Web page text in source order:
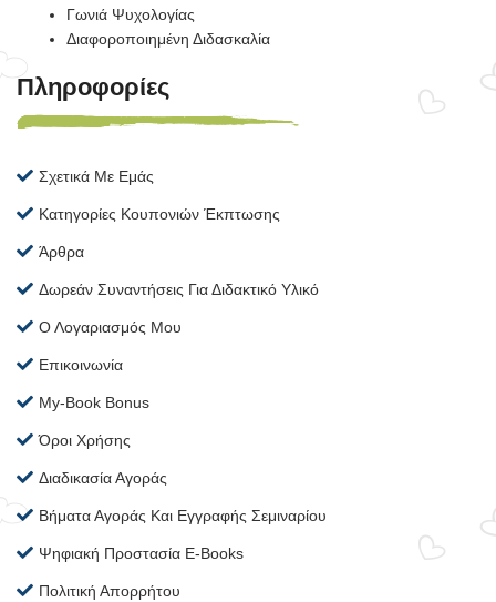
Γωνιά Ψυχολογίας
Διαφοροποιημένη Διδασκαλία
Πληροφορίες
Σχετικά Με Εμάς
Κατηγορίες Κουπονιών Έκπτωσης
Άρθρα
Δωρεάν Συναντήσεις Για Διδακτικό Υλικό
Ο Λογαριασμός Μου
Επικοινωνία
My-Book Bonus
Όροι Χρήσης
Διαδικασία Αγοράς
Βήματα Αγοράς Και Εγγραφής Σεμιναρίου
Ψηφιακή Προστασία E-Books
Πολιτική Απορρήτου